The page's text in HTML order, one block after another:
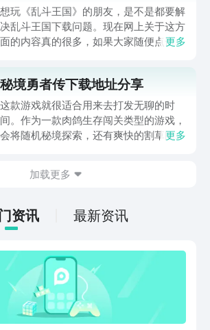
想玩《乱斗王国》的朋友，是不是都要解
决乱斗王国下载问题。现在网上关于这方
面的内容真的很多，如果大家随便点击陌
app进行下载会更加方便，九游是手游福
利最多的游戏平台，在这里不仅能够看到
游戏资源，还能及时查看后续的消息、活
动内容等相关信息。
更多
秘境勇者传下载地址分享
这款游戏就很适合用来去打发无聊的时
间。作为一款肉鸽生存闯关类型的游戏，
会将随机秘境探索，还有爽快的割草闯关
接就可以下载。游戏的上手门槛还是比较
打发无聊的时间，可玩性真的比较高。
更多
加载更多
资讯 最新资讯